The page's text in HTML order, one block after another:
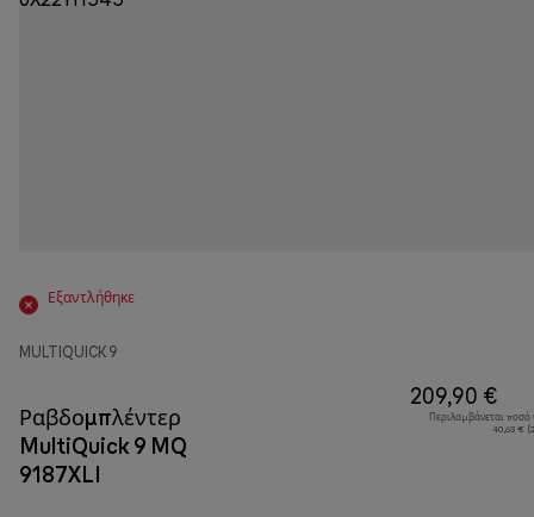
Εξαντλήθηκε
MULTIQUICK 9
Ραβδομπλέντερ
MultiQuick 9 MQ
9187XLI
209,90 €
Περιλαμβάνεται
40,63 €